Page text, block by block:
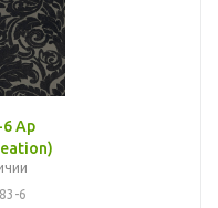
Ap
6